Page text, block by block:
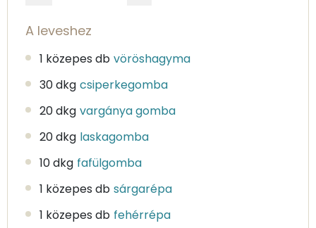
A leveshez
1 közepes db vöröshagyma
30 dkg csiperkegomba
20 dkg vargánya gomba
20 dkg laskagomba
10 dkg fafülgomba
1 közepes db sárgarépa
1 közepes db fehérrépa